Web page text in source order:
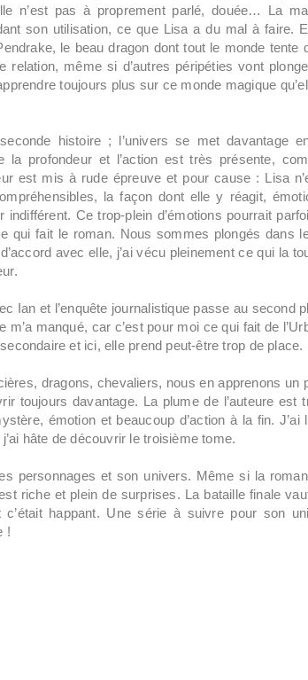
n’est pas à proprement parlé, douée… La
son utilisation, ce que Lisa a du mal à faire.
le beau dragon dont tout le monde tente
même si d’autres péripéties vont
toujours plus sur ce monde magique
histoire ; l’univers se met davantage
la profondeur et l’action est très présente,
est mis à rude épreuve et pour cause : Lisa
la façon dont elle y réagit,
Ce trop-plein d’émotions pourrait
qui fait le roman. Nous sommes plongés dans
avec elle, j’ai vécu pleinement ce qui la
Ian et l’enquête journalistique passe au second
manqué, car c’est pour moi ce qui fait de
et ici, elle prend peut-être trop de place.
dragons, chevaliers, nous en apprenons un
toujours davantage. La plume de l’auteure est
émotion et beaucoup d’action à la fin. J’ai
hâte de découvrir le troisième tome.
personnages et son univers. Même si la
riche et plein de surprises. La bataille finale
happant. Une série à suivre pour son
!